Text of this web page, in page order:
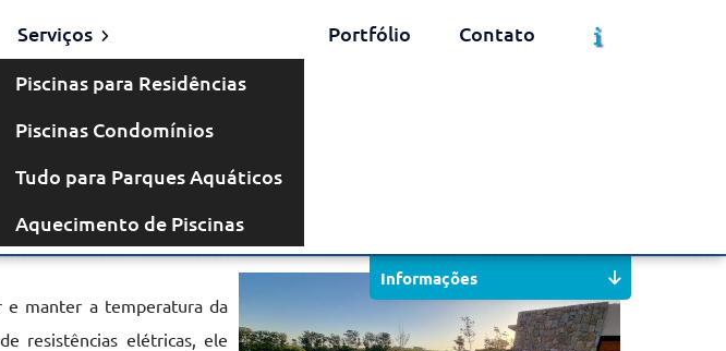
Serviços
Piscinas para Residências
Piscinas Condomínios
Tudo para Parques Aquáticos
Aquecimento de Piscinas
Portfólio Contato
Solicite um Orçamento
e manter a temperatura da
resistências elétricas, ele
Informações